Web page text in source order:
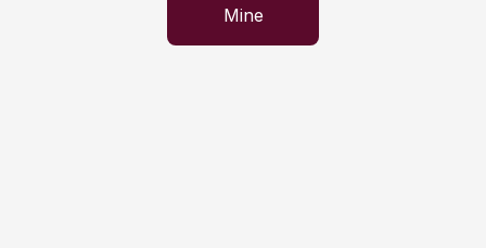
Mine